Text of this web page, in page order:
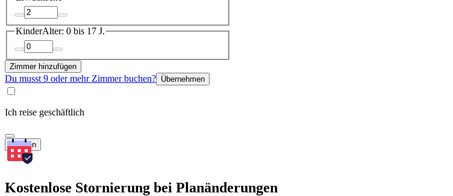
KinderAlter: 0 bis 17 J.
Zimmer hinzufügen
Du musst 9 oder mehr Zimmer buchen? Übernehmen
Ich reise geschäftlich
Suchen
Kostenlose Stornierung bei Planänderungen